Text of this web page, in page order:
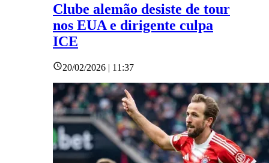
Clube alemão desiste de tour
nos EUA e dirigente culpa
ICE
20/02/2026 | 11:37